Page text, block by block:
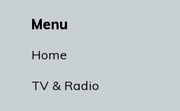
Menu
Home
TV & Radio